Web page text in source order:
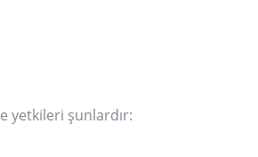
yetkileri şunlardır: